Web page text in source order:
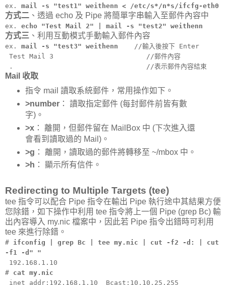
ex. mail -s "test1" weithenn < /etc/s*/n*s/ifcfg-eth0
方式二 、透過 echo 及 Pipe 將簡單字串輸入至郵件內容中
ex. echo "Test Mail 2" | mail -s "test2" weithenn
方式三 、利用互動模式手動輸入郵件內容
ex. mail -s "test3" weithenn //輸入後按下 Enter
Test Mail 3 //郵件內容
. //表示郵件內容結束
Mail 收取
指令 mail 讀取系統郵件，常用操作如下。
>number： 讀取指定郵件 (每封郵件前皆有數
字)。
>x： 離開，但郵件留在 MailBox 中 (下次進入還
會看到讀取過的 Mail)。
>g ： 離開，讀取過的郵件將轉移至 ~/mbox 中。
>h ： 顯示所有信件。
Redirecting to Multiple Targets (tee)
tee 指令可以配合 Pipe 指令在輸出 Pipe 執行途中其結果方便
您除錯，如下操作中利用 tee 指令將上一個 Pipe (grep Bc) 輸
出內容導入 my.nic 檔案中，因此若 Pipe 指令出錯時可利用
tee 來進行除錯。
# ifconfig | grep Bc | tee my.nic | cut -f2 -d: | cut
-f1 -d" "
192.168.1.10
# cat my.nic
inet addr:192.168.1.10 Bcast:10.10.25.255